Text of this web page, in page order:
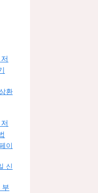
환
이
신